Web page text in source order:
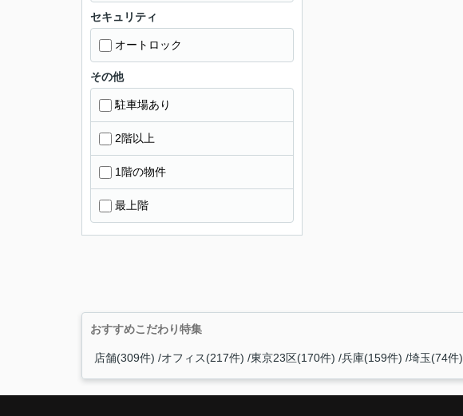
セキュリティ
オートロック
その他
駐車場あり
2階以上
1階の物件
最上階
おすすめこだわり特集
店舗(309件) オフィス(217件) 東京23区(170件) 兵庫(159件) 埼玉(74件)